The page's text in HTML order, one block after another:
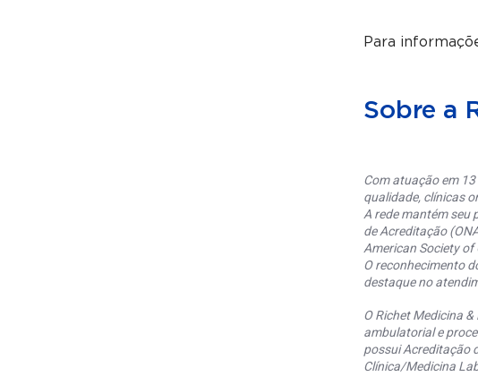
Para
Sobre a
Com atuação em 13
qualidade, clínicas
A rede mantém seu
de Acreditação
American Society of
O reconhecimento
destaque no
O Richet Medicina
ambulatorial e
possui Acreditação
Clínica/Medicina